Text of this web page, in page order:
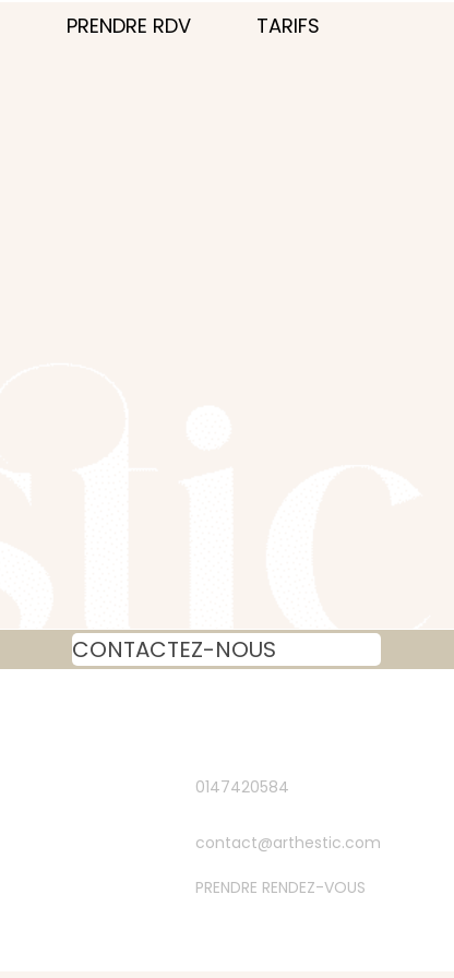
PRENDRE RDV TARIFS
CONTACTEZ-NOUS
0147420584
contact@arthestic.com
PRENDRE RENDEZ-VOUS